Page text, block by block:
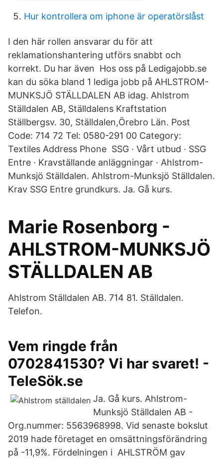
Hur kontrollera om iphone är operatörslåst
I den här rollen ansvarar du för att
reklamationshantering utförs snabbt och
korrekt. Du har även Hos oss på Ledigajobb.se
kan du söka bland 1 lediga jobb på AHLSTROM-
MUNKSJÖ STÄLLDALEN AB idag. Ahlstrom
Ställdalen AB, Ställdalens Kraftstation
Ställbergsv. 30, Ställdalen,Örebro Län. Post
Code: 714 72 Tel: 0580-291 00 Category:
Textiles Address Phone SSG · Vårt utbud · SSG
Entre · Kravställande anläggningar · Ahlstrom-
Munksjö Ställdalen. Ahlstrom-Munksjö Ställdalen.
Krav SSG Entre grundkurs. Ja. Gå kurs.
Marie Rosenborg -
AHLSTROM-MUNKSJÖ
STÄLLDALEN AB
Ahlstrom Ställdalen AB. 714 81. Ställdalen.
Telefon.
Vem ringde från
0702841530? Vi har svaret! -
TeleSök.se
Ja. Gå kurs. Ahlstrom-
Munksjö Ställdalen AB -
Org.nummer: 5563968998. Vid senaste bokslut
2019 hade företaget en omsättningsförändring
på -11,9%. Fördelningen i AHLSTRÖM gav